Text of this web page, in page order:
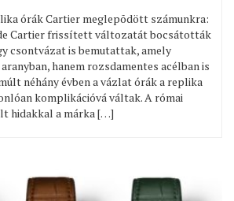
órák Cartier meglepõdött számunkra:
Cartier frissített változatát bocsátották
csontvázat is bemutattak, amely
hanem rozsdamentes acélban is
néhány évben a vázlat órák a replika
komplikációvá váltak. A római
hidakkal a márka […]